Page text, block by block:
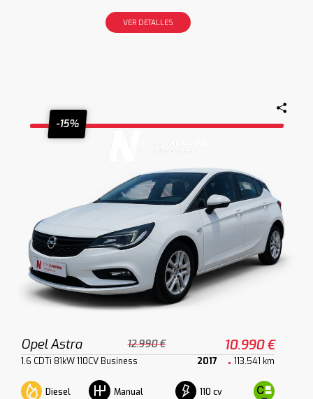
VER DETALLES
-15%
Opel Astra 12.990 € 10.990 €
1.6 CDTi 81kW 110CV Business 2017 113.541 km
Diesel Manual 110 cv